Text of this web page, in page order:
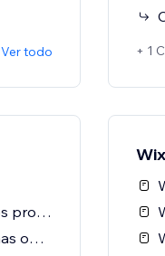
Ver todo + 1
Administrar los participantes de los programas
Usar la app Wix para Wix Programas online